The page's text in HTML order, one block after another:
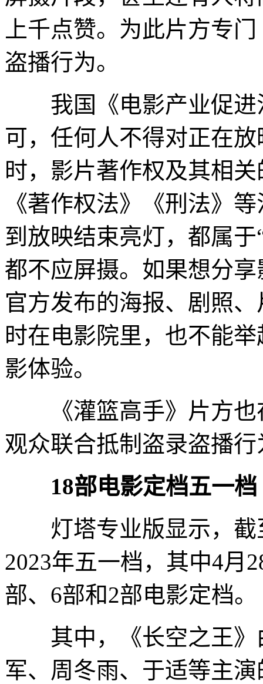
上千点赞。为此片方专
盗播行为。
我国《电影产业促进
可，任何人不得对正在
时，影片著作权及其相
《著作权法》《刑法》
到放映结束亮灯，都属
都不应屏摄。如果想分
官方发布的海报、剧照
时在电影院里，也不能
影体验。
《灌篮高手》片方也
观众联合抵制盗录盗播行
18部电影定档五一档
灯塔专业版显示，截
2023年五一档，其中4月
部、6部和2部电影定档。
其中，《长空之王》
军、周冬雨、于适等主